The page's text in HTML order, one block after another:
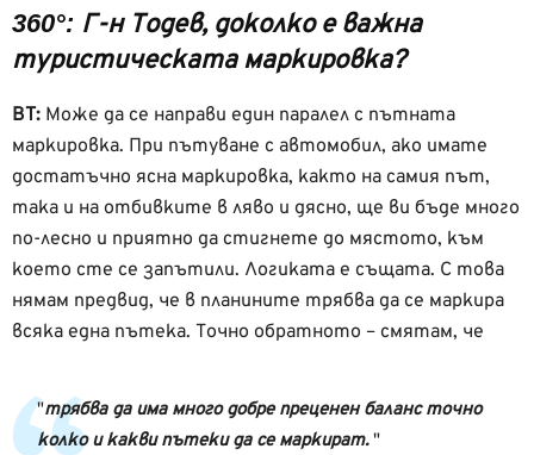
360°: Г-н Тодев, доколко е важна
туристическата маркировка?
ВТ: Може да се направи един паралел с пътната
маркировка. При пътуване с автомобил, ако имате
достатъчно ясна маркировка, както на самия път,
така и на отбивките в ляво и дясно, ще ви бъде много
по-лесно и приятно да стигнете до мястото, към
което сте се запътили. Логиката е същата. С това
нямам предвид, че в планините трябва да се маркира
всяка една пътека. Точно обратното – смятам, че
трябва да има много добре преценен баланс точно
колко и какви пътеки да се маркират.